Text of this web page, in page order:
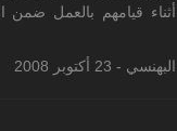
قيامهم بالعمل ضمن
أكتوبر 2008